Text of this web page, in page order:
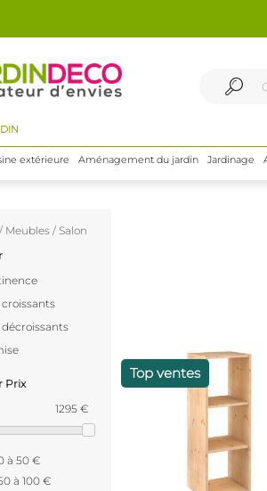
extérieure Aménagement du jardin Jardinage
/ Meubles / Salon
croissants
décroissants
Prix
1295 €
à 50 €
à 100 €
Top ventes